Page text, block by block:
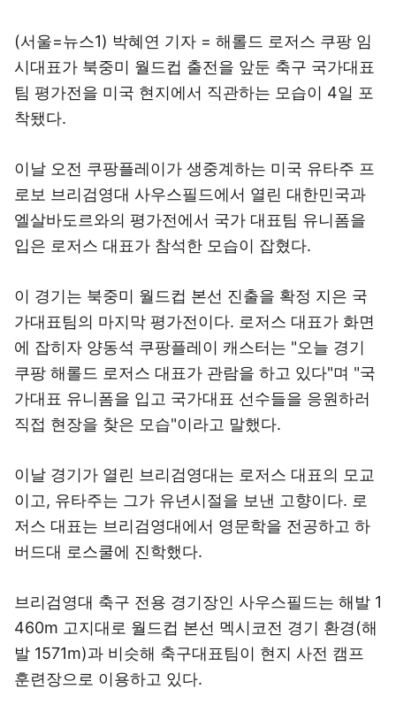
(서울=뉴스1) 박혜연 기자 = 해롤드 로저스 쿠팡 임
시대표가 북중미 월드컵 출전을 앞둔 축구 국가대표
팀 평가전을 미국 현지에서 직관하는 모습이 4일 포
착됐다.
이날 오전 쿠팡플레이가 생중계하는 미국 유타주 프
로보 브리검영대 사우스필드에서 열린 대한민국과
엘살바도르와의 평가전에서 국가 대표팀 유니폼을
입은 로저스 대표가 참석한 모습이 잡혔다.
이 경기는 북중미 월드컵 본선 진출을 확정 지은 국
가대표팀의 마지막 평가전이다. 로저스 대표가 화면
에 잡히자 양동석 쿠팡플레이 캐스터는 "오늘 경기
쿠팡 해롤드 로저스 대표가 관람을 하고 있다"며 "국
가대표 유니폼을 입고 국가대표 선수들을 응원하러
직접 현장을 찾은 모습"이라고 말했다.
이날 경기가 열린 브리검영대는 로저스 대표의 모교
이고, 유타주는 그가 유년시절을 보낸 고향이다. 로
저스 대표는 브리검영대에서 영문학을 전공하고 하
버드대 로스쿨에 진학했다.
브리검영대 축구 전용 경기장인 사우스필드는 해발 1
460m 고지대로 월드컵 본선 멕시코전 경기 환경(해
발 1571m)과 비슷해 축구대표팀이 현지 사전 캠프
훈련장으로 이용하고 있다.